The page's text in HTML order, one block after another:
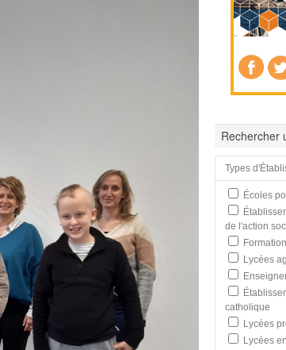
Rechercher
Types
Écoles
de l'action
Lycées
catholique
Lycées
Lycées